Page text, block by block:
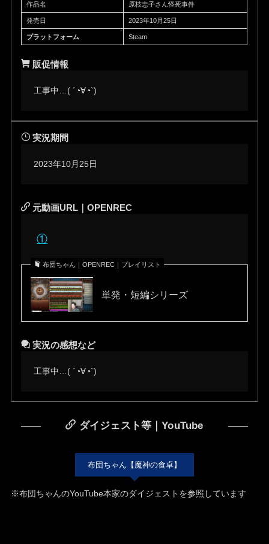
作品名 原枝恚子さん怪死事件
発売日 2023年10月25日
プラットフォーム Steam
販促情報
工事中…( ´◔∀◔`)ゞ
実況期間
2023年10月25日
元動画URL｜OPENREC
①
布団ちゃん｜OPENREC｜プレイリスト
単発・短編シリーズ
実況の感想など
工事中…( ´◔∀◔`)ゞ
ダイジェスト等｜YouTube
布団ちゃん【魔神の食卓】
※布団ちゃんのYouTube本家のダイジェストを参照しています